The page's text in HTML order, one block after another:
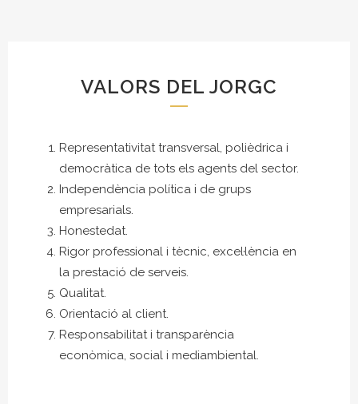
VALORS DEL JORGC
Representativitat transversal, polièdrica i
democràtica de tots els agents del sector.
Independència política i de grups
empresarials.
Honestedat.
Rigor professional i tècnic, excel·lència en
la prestació de serveis.
Qualitat.
Orientació al client.
Responsabilitat i transparència
econòmica, social i mediambiental.